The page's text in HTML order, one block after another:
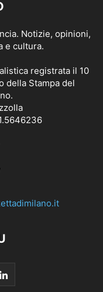
Notizie, opinioni,
e cultura.
registrata il 10
della Stampa del